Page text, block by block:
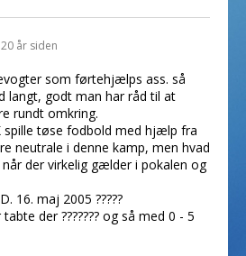
år siden
som førtehjælps ass. så
langt, godt man har råd til at
rundt omkring.
spille tøse fodbold med hjælp fra
neutrale i denne kamp, men hvad
der virkelig gælder i pokalen og
16. maj 2005 ?????
der ??????? og så med 0 - 5